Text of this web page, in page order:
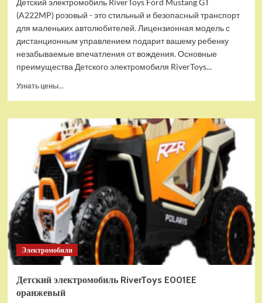
Детский электромобиль RiverToys Ford Mustang GT
(A222MP) розовый - это стильный и безопасный транспорт
для маленьких автолюбителей. Лицензионная модель с
дистанционным управлением подарит вашему ребенку
незабываемые впечатления от вождения. Основные
преимущества Детского электромобиля RiverToys...
Узнать цены...
Детский
электромобиль
RiverToys
Ford
Mustang
GT
(A222MP)
розовый
Электромобили
Детский электромобиль RiverToys E001EE
оранжевый